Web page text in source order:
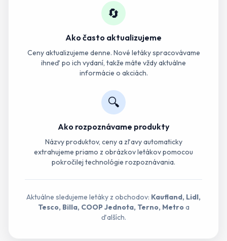
🔄
Ako často aktualizujeme
Ceny aktualizujeme denne. Nové letáky spracovávame
ihneď po ich vydaní, takže máte vždy aktuálne
informácie o akciách.
🔍
Ako rozpoznávame produkty
Názvy produktov, ceny a zľavy automaticky
extrahujeme priamo z obrázkov letákov pomocou
pokročilej technológie rozpoznávania.
Aktuálne sledujeme letáky z obchodov: Kaufland, Lidl,
Tesco, Billa, COOP Jednota, Terno, Metroa
ďalších.